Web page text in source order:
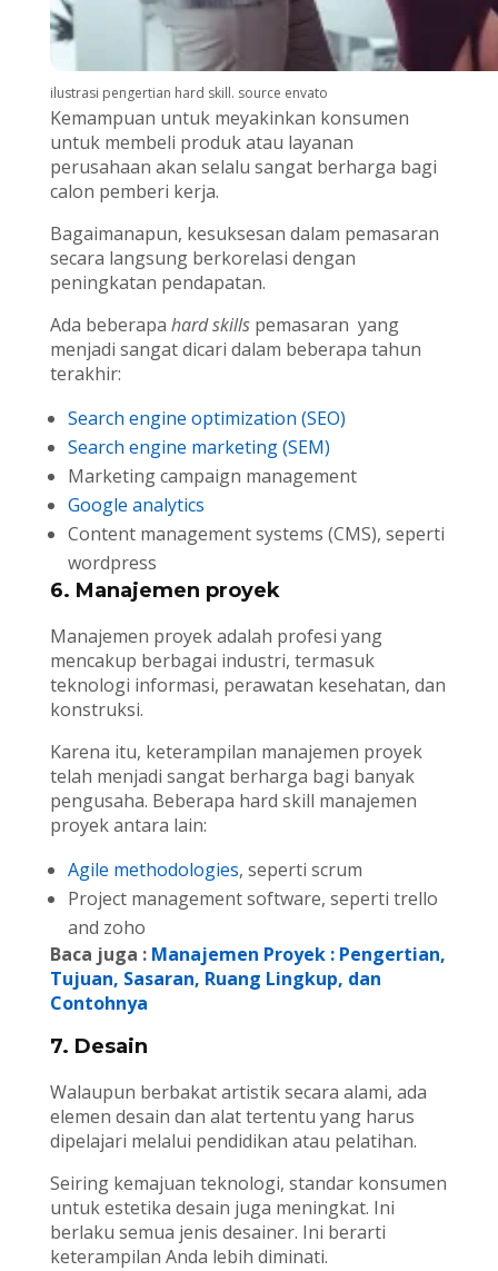
ilustrasi pengertian hard skill. source envato
Kemampuan untuk meyakinkan konsumen
untuk membeli produk atau layanan
perusahaan akan selalu sangat berharga bagi
calon pemberi kerja.
Bagaimanapun, kesuksesan dalam pemasaran
secara langsung berkorelasi dengan
peningkatan pendapatan.
Ada beberapa hard skillspemasaran yang
menjadi sangat dicari dalam beberapa tahun
terakhir:
Search engine optimization (SEO)
Search engine marketing (SEM)
Marketing campaign management
Google analytics
Content management systems (CMS), seperti
wordpress
6. Manajemen proyek
Manajemen proyek adalah profesi yang
mencakup berbagai industri, termasuk
teknologi informasi, perawatan kesehatan, dan
konstruksi.
Karena itu, keterampilan manajemen proyek
telah menjadi sangat berharga bagi banyak
pengusaha. Beberapa hard skill manajemen
proyek antara lain:
Agile methodologies, seperti scrum
Project management software, seperti trello
and zoho
Baca juga : Manajemen Proyek : Pengertian,
Tujuan, Sasaran, Ruang Lingkup, dan
Contohnya
7. Desain
Walaupun berbakat artistik secara alami, ada
elemen desain dan alat tertentu yang harus
dipelajari melalui pendidikan atau pelatihan.
Seiring kemajuan teknologi, standar konsumen
untuk estetika desain juga meningkat. Ini
berlaku semua jenis desainer. Ini berarti
keterampilan Anda lebih diminati.